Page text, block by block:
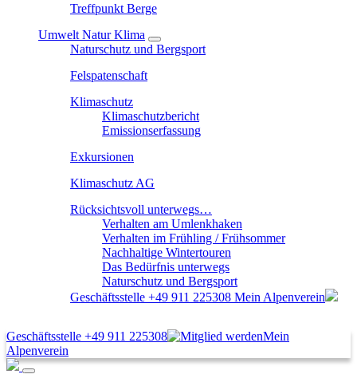
Treffpunkt Berge
Umwelt Natur Klima
Naturschutz und Bergsport
Felspatenschaft
Klimaschutz
Klimaschutzbericht
Emissionserfassung
Exkursionen
Klimaschutz AG
Rücksichtsvoll unterwegs…
Verhalten am Umlenkhaken
Verhalten im Frühling / Frühsommer
Nachhaltige Wintertouren
Das Bedürfnis unterwegs
Naturschutz und Bergsport
Geschäftsstelle +49 911 225308 Mein Alpenverein
Geschäftsstelle +49 911 225308
Mein
Alpenverein